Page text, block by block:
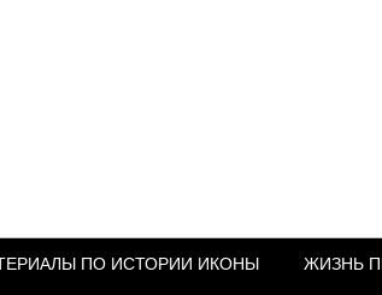
ПО ИСТОРИИ ИКОНЫ
ЖИЗНЬ